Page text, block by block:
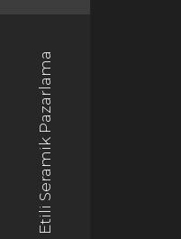
© 2025 Etili Seramik Pazarlama